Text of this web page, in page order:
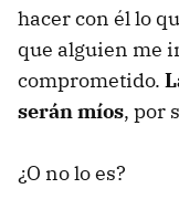
hacer con él lo
que alguien me
comprometido.
serán míos, por
¿O no lo es?